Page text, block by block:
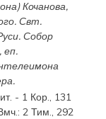
) Кочанова,
Свт.
Собор
еп.
- 1 Кор., 131
2 Тим., 292